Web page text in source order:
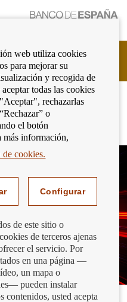
Ir
página
de
inicio
del
Banco
de
España
los pagos
web utiliza cookies
para mejorar su
y recogida de
todas las cookies
rechazarlas
o
el botón
información,
de cookies.
Configurar
de este sitio o
de terceros ajenas
el servicio. Por
en una página —
un mapa o
pueden instalar
contenidos, usted acepta